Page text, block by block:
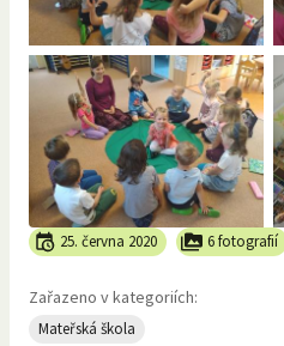
25. června 2020 6 fotografií
Zařazeno v kategoriích:
Mateřská škola